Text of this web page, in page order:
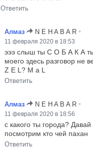
Ответить
Алмаз N E H A B A R •
11 февраля 2020 в 18:53
эээ слыш ты С О Б А К А
моего здесь разговор не
Z E L? M a L
Ответить
Алмаз N E H A B A R •
11 февраля 2020 в 18:56
с какого ты города?
посмотрим кто чей пахан
Ответить